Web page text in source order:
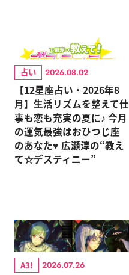
占い 2026.08.02
【12星座占い・2026年8
月】生活リズムを整えて仕
事も恋も充実の夏に♪ 今月
の運気最強はおひつじ座
のあなた♥ 広瀬淳の“教え
て☆デスティニー”
A3! 2026.07.26